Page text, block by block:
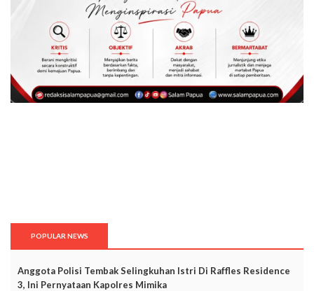
POPULAR NEWS
Anggota Polisi Tembak Selingkuhan Istri Di Raffles Residence
3, Ini Pernyataan Kapolres Mimika